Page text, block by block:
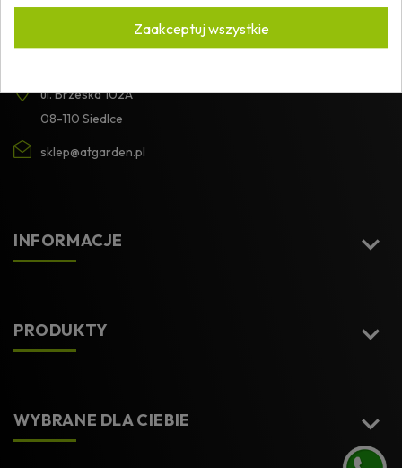
ARTECH ARKADIUSZ WASILUK
ul. Brzeska 102A
08-110 Siedlce
sklep@atgarden.pl
INFORMACJE 
PRODUKTY 
WYBRANE DLA CIEBIE 
Zaakceptuj wszystkie